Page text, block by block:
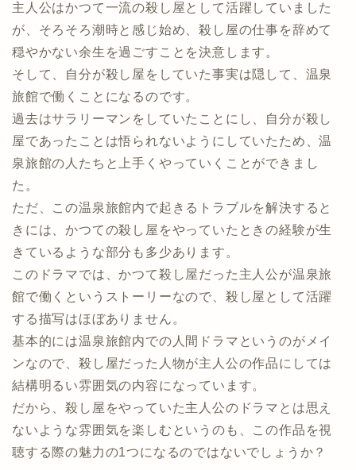
主人公はかつて一流の殺し屋として活躍していました
が、そろそろ潮時と感じ始め、殺し屋の仕事を辞めて
穏やかない余生を過ごすことを決意します。
そして、自分が殺し屋をしていた事実は隠して、温泉
旅館で働くことになるのです。
過去はサラリーマンをしていたことにし、自分が殺し
屋であったことは悟られないようにしていたため、温
泉旅館の人たちと上手くやっていくことができまし
た。
ただ、この温泉旅館内で起きるトラブルを解決すると
きには、かつての殺し屋をやっていたときの経験が生
きているような部分も多少あります。
このドラマでは、かつて殺し屋だった主人公が温泉旅
館で働くというストーリーなので、殺し屋として活躍
する描写はほぼありません。
基本的には温泉旅館内での人間ドラマというのがメイ
ンなので、殺し屋だった人物が主人公の作品にしては
結構明るい雰囲気の内容になっています。
だから、殺し屋をやっていた主人公のドラマとは思え
ないような雰囲気を楽しむというのも、この作品を視
聴する際の魅力の1つになるのではないでしょうか？